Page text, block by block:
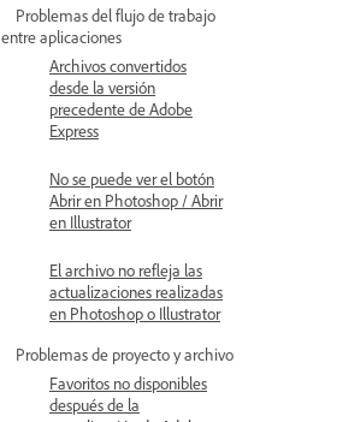
Problemas del flujo de trabajo
entre aplicaciones
Archivos convertidos
desde la versión
precedente de Adobe
Express
No se puede ver el botón
Abrir en Photoshop / Abrir
en Illustrator
El archivo no refleja las
actualizaciones realizadas
en Photoshop o Illustrator
Problemas de proyecto y archivo
Favoritos no disponibles
después de la